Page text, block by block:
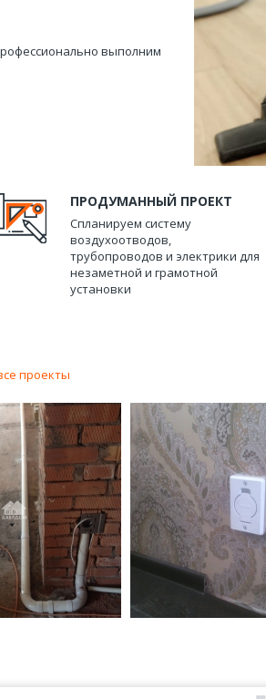
выполним
ПРОДУМАННЫЙ ПРОЕКТ
Спланируем систему
воздухоотводов,
трубопроводов и электрики для
незаметной и грамотной
установки
проекты